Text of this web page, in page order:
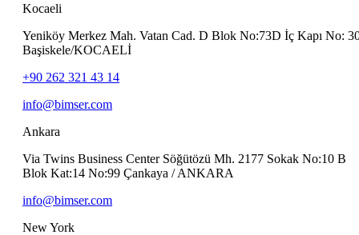
Kocaeli
Yeniköy Merkez Mah. Vatan Cad. D Blok No:73D İç Kapı No:
Başiskele/KOCAELİ
+90 262 321 43 14
info@bimser.com
Ankara
Via Twins Business Center Söğütözü Mh. 2177 Sokak No:10 B
Blok Kat:14 No:99 Çankaya / ANKARA
info@bimser.com
New York